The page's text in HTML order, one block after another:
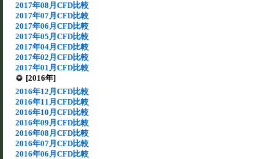
2017年08月CFD比較
2017年07月CFD比較
2017年06月CFD比較
2017年05月CFD比較
2017年04月CFD比較
2017年02月CFD比較
2017年01月CFD比較
[2016年]
2016年12月CFD比較
2016年11月CFD比較
2016年10月CFD比較
2016年09月CFD比較
2016年08月CFD比較
2016年07月CFD比較
2016年06月CFD比較